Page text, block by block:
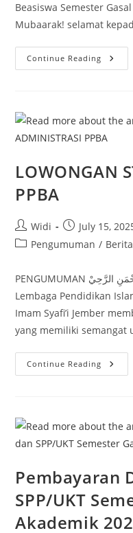
Beasiswa Semester
Mubaarak! selamat
Continue Reading
2025/
LOWONGAN
PPBA
Post
author:
Widi
Post
published:
July 15,
PostPengumuman /
PENGUMUMAN بِسْمِ اللّهِ الرَّحْمَنِ الرَّحِيْ Sebagai salah satu
Lembaga Pendidikan
Imam Syafi’i Jember
yang memiliki
Continue Reading
STAF
Pembayaran
SPP/UKT
Akademik